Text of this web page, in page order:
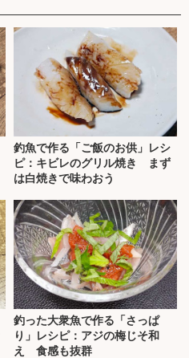
釣魚で作る「ご飯のお供」レシ
ピ：キビレのグリル焼き まず
は白焼きで味わおう
釣った大衆魚で作る「さっぱ
り」レシピ：アジの梅じそ和
え 食感も抜群